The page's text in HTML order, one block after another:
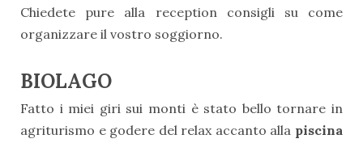
Chiedete pure alla reception consigli su come
organizzare il vostro soggiorno.
BIOLAGO
Fatto i miei giri sui monti è stato bello tornare in
agriturismo e godere del relax accanto alla piscina